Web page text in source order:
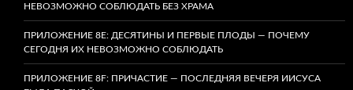
НЕВОЗМОЖНО СОБЛЮДАТЬ БЕЗ ХРАМА
ПРИЛОЖЕНИЕ 8E: ДЕСЯТИНЫ И ПЕРВЫЕ ПЛОДЫ — ПОЧЕМУ
СЕГОДНЯ ИХ НЕВОЗМОЖНО СОБЛЮДАТЬ
ПРИЛОЖЕНИЕ 8F: ПРИЧАСТИЕ — ПОСЛЕДНЯЯ ВЕЧЕРЯ ИИСУСА